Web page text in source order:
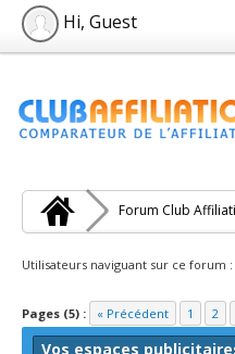
Hi, Guest
Forum Club
Utilisateurs naviguant sur ce forum :
Pages (5) : « Précédent 1 2
Vos espaces